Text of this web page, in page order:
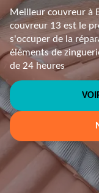
Meilleur couvreur à
couvreur 13 est le
s'occuper de la
éléments de
de 24 heures